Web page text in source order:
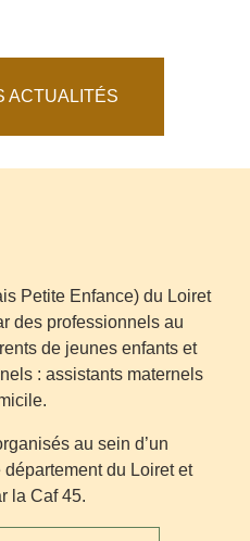
ACTUALITÉS
Petite Enfance) du Loiret
des professionnels au
de jeunes enfants et
: assistants maternels
au sein d’un
du Loiret et
la Caf 45.